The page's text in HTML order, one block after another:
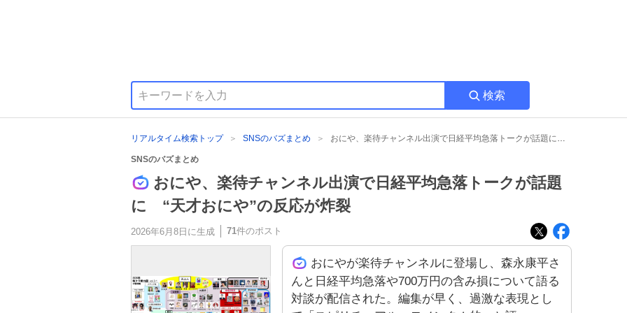
検索
リアルタイム検索トップ SNSのバズまとめ おにや、楽待チャンネル出演で日経平均急落トークが話題に “天才おにや”の反応が炸裂
SNSのバズまとめ
おにや、楽待チャンネル出演で日経平均急落トークが話題
に “天才おにや”の反応が炸裂
2026年6月8日 に生成 71件のポスト
おにやが楽待チャンネルに登場し、森永康平さ
んと日経平均急落や700万円の含み損について語る
対談が配信された。編集が早く、過激な表現とし